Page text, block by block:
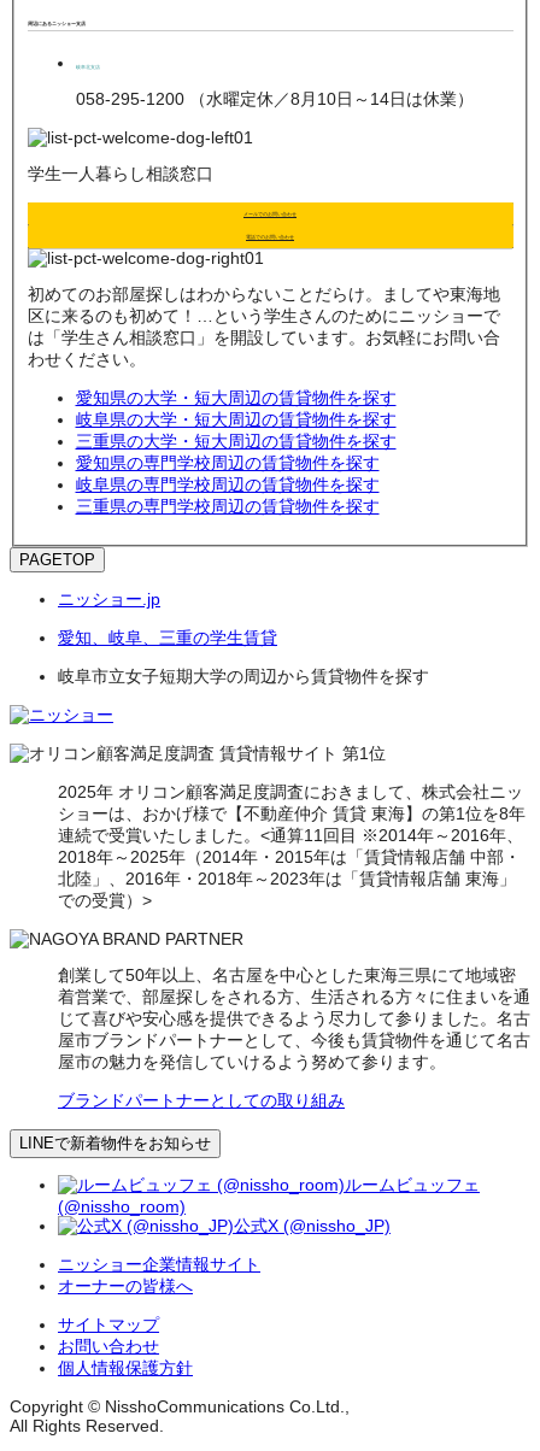
周辺にあるニッショー支店
岐阜北支店
058-295-1200 （水曜定休／8月10日～14日は休業）
学生一人暮らし相談窓口
メールでのお問い合わせ
電話でのお問い合わせ
初めてのお部屋探しはわからないことだらけ。ましてや東海地
区に来るのも初めて！…という学生さんのためにニッショーで
は「学生さん相談窓口」を開設しています。お気軽にお問い合
わせください。
愛知県の大学・短大周辺の賃貸物件を探す
岐阜県の大学・短大周辺の賃貸物件を探す
三重県の大学・短大周辺の賃貸物件を探す
愛知県の専門学校周辺の賃貸物件を探す
岐阜県の専門学校周辺の賃貸物件を探す
三重県の専門学校周辺の賃貸物件を探す
PAGETOP
ニッショー.jp
愛知、岐阜、三重の学生賃貸
岐阜市立女子短期大学の周辺から賃貸物件を探す
2025年 オリコン顧客満足度調査におきまして、株式会社ニッ
ショーは、おかげ様で【不動産仲介 賃貸 東海】の第1位を8年
連続で受賞いたしました。<通算11回目 ※2014年～2016年、
2018年～2025年（2014年・2015年は「賃貸情報店舗 中部・
北陸」、2016年・2018年～2023年は「賃貸情報店舗 東海」
での受賞）>
創業して50年以上、名古屋を中心とした東海三県にて地域密
着営業で、部屋探しをされる方、生活される方々に住まいを通
じて喜びや安心感を提供できるよう尽力して参りました。名古
屋市ブランドパートナーとして、今後も賃貸物件を通じて名古
屋市の魅力を発信していけるよう努めて参ります。
ブランドパートナーとしての取り組み
LINEで新着物件をお知らせ
ルームビュッフェ
(@nissho_room)
公式X (@nissho_JP)
ニッショー企業情報サイト
オーナーの皆様へ
サイトマップ
お問い合わせ
個人情報保護方針
Copyright © NisshoCommunications Co.Ltd.,
All Rights Reserved.